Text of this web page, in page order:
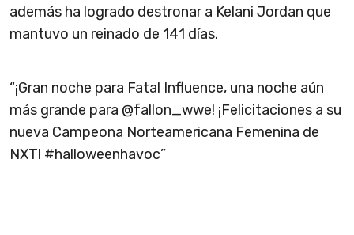
además ha logrado destronar a Kelani Jordan que
mantuvo un reinado de 141 días.
“¡Gran noche para Fatal Influence, una noche aún
más grande para @fallon_wwe! ¡Felicitaciones a su
nueva Campeona Norteamericana Femenina de
NXT! #halloweenhavoc”